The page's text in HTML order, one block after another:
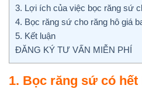
3. Lợi ích của việc bọc răng sứ
4. Bọc răng sứ cho răng hô giá
5. Kết luận
ĐĂNG KÝ TƯ VẤN MIỄN PHÍ
1. Bọc răng sứ có hết